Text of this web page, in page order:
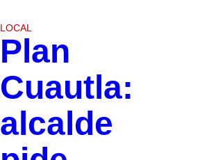
LOCAL
Plan
Cuautla:
alcalde